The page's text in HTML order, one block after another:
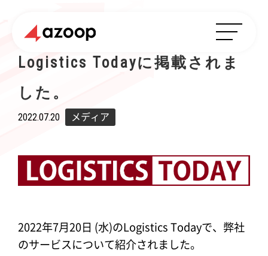
Logistics Todayに掲載されま
した。
2022.07.20 メディア
2022年7月20日 (水)のLogistics Todayで、弊社
のサービスについて紹介されました。